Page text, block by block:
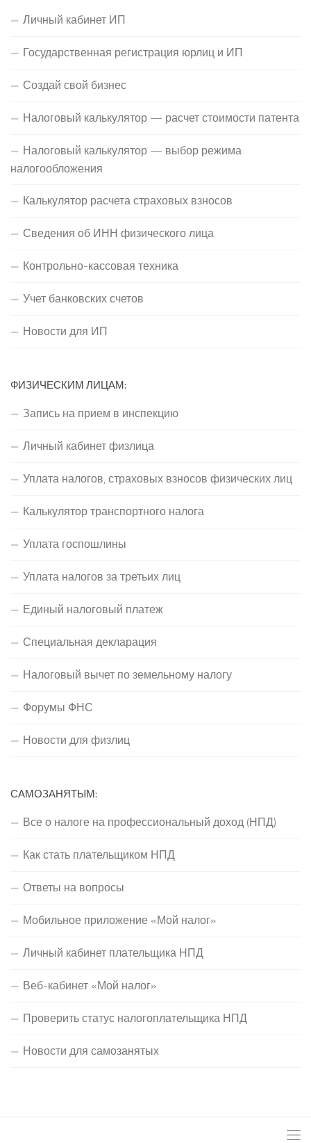
Личный кабинет ИП
Государственная регистрация юрлиц и ИП
Создай свой бизнес
Налоговый калькулятор — расчет стоимости патента
Налоговый калькулятор — выбор режима
налогообложения
Калькулятор расчета страховых взносов
Сведения об ИНН физического лица
Контрольно-кассовая техника
Учет банковских счетов
Новости для ИП
ФИЗИЧЕСКИМ ЛИЦАМ:
Запись на прием в инспекцию
Личный кабинет физлица
Уплата налогов, страховых взносов физических лиц
Калькулятор транспортного налога
Уплата госпошлины
Уплата налогов за третьих лиц
Единый налоговый платеж
Специальная декларация
Налоговый вычет по земельному налогу
Форумы ФНС
Новости для физлиц
САМОЗАНЯТЫМ:
Все о налоге на профессиональный доход (НПД)
Как стать плательщиком НПД
Ответы на вопросы
Мобильное приложение «Мой налог»
Личный кабинет плательщика НПД
Веб-кабинет «Мой налог»
Проверить статус налогоплательщика НПД
Новости для самозанятых